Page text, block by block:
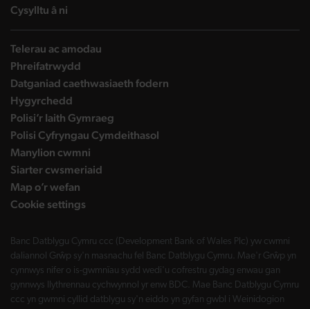
Cysylltu â ni
Telerau ac amodau
Phreifatrwydd
Datganiad caethwasiaeth fodern
Hygyrchedd
Polisi’r Iaith Gymraeg
Polisi Cyfryngau Cymdeithasol
Manylion cwmni
Siarter cwsmeriaid
Map o’r wefan
Cookie settings
Banc Datblygu Cymru ccc (Development Bank of Wales Plc) yw cwmni
daliannol Grŵp sy'n masnachu fel Banc Datblygu Cymru. Mae'r Grŵp yn
cynnwys nifer o is-gwmnïau sydd wedi'u cofrestru gydag enwau gan
gynnwys llythrennau cychwynnol yr enw BDC. Mae Banc Datblygu Cymru
ccc yn gwmni cyllid datblygu sy'n eiddo yn gyfan gwbl i Weinidogion